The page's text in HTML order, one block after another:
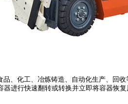
、化工、冶炼铸造、自动化生产、回
进行快速翻转或转换并立即将容器恢复